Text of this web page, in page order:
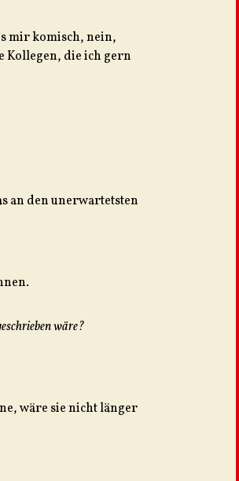
mir komisch, nein,
Kollegen, die ich gern
an den unerwartetsten
wäre?
wäre sie nicht länger